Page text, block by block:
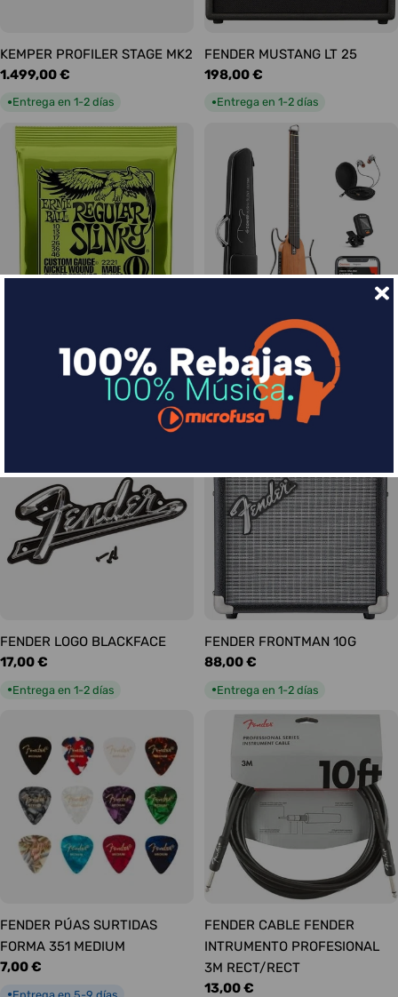
KEMPER PROFILER STAGE MK2
Precio
habitual
1.499,00 €
●Entrega en 1-2 días
FENDER MUSTANG LT 25
Precio
habitual
198,00 €
●Entrega en 1-2 días
Slinky Regular 10-46
DONNER HUSH-I Silent Guitar
Caoba
Precio
habitual
339,00 €
Entrega en 1-2 días
FENDER LOGO BLACKFACE
Precio
17,00 €
●Entrega en 1-2 días
FENDER FRONTMAN 10G
Precio
88,00 €
●Entrega en 1-2 días
FENDER PÚAS SURTIDAS
FORMA 351 MEDIUM
Precio
7,00 €
●
FENDER CABLE FENDER
INTRUMENTO PROFESIONAL
3M RECT/RECT
Precio
13,00 €